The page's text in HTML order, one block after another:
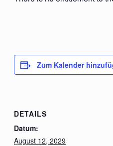
Zum Kalender
DETAILS
Datum:
August 12, 2029